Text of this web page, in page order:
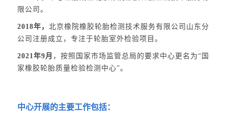
限公司。
2018年，北京橡院橡胶轮胎检测技术服务有限公司山东分
公司注册成立，专注于轮胎室外检验项目。
2021年9月 ，按照国家市场监管总局的要求中心更名为“国
家橡胶轮胎质量检验检测中心”。
中心开展的主要工作包括：